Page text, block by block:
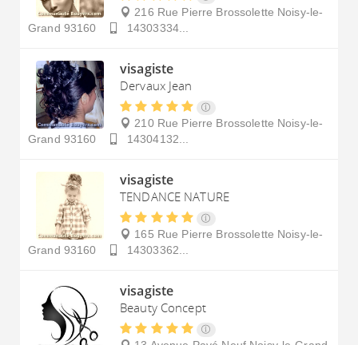
216 Rue Pierre Brossolette Noisy-le-
Grand 93160 14303334...
visagiste
Dervaux Jean
210 Rue Pierre Brossolette Noisy-le-
Grand 93160 14304132...
visagiste
TENDANCE NATURE
165 Rue Pierre Brossolette Noisy-le-
Grand 93160 14303362...
visagiste
Beauty Concept